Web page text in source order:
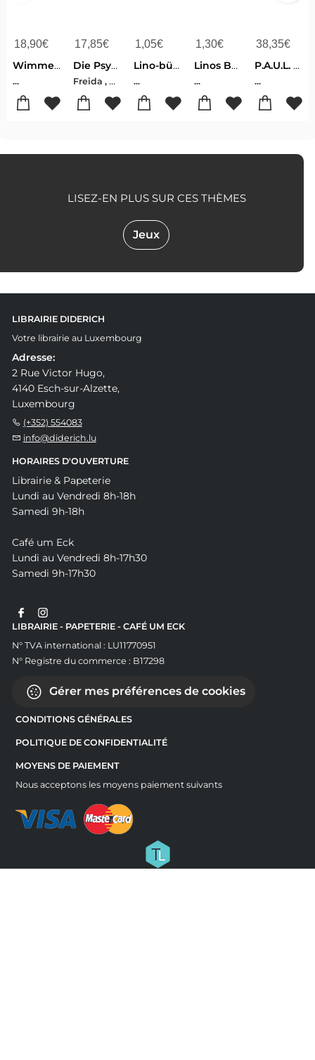
18,90€
Wimmelbuch Lëtzebuerg Luxemburg Luxembourg
...
17,85€
Die Psychiaterin - Wurde ihr der Job zum Verhängnis?
Freida , McFadden
1,05€
Lino-bücher Box Nr.78 ''copp. Bilderbuch-helden'' 6x10 Ex.
...
1,30€
Linos Bauernhof-bildergeschichten - (6 X 10 Ex.)
...
38,35€
P.A.U.L. D. (Paul) 6. Schülerbuch. Realschule
...
Jeux
LISEZ-EN PLUS SUR CES THÈMES
LIBRAIRIE DIDERICH
Votre librairie au Luxembourg
Adresse:
2 Rue Victor Hugo,
4140 Esch-sur-Alzette,
Luxembourg
(+352) 554083
info@diderich.lu
HORAIRES D'OUVERTURE
Librairie & Papeterie
Lundi au Vendredi 8h-18h
Samedi 9h-18h
Café um Eck
Lundi au Vendredi 8h-17h30
Samedi 9h-17h30
LIBRAIRIE - PAPETERIE - CAFÉ UM ECK
N° TVA international : LU11770951
N° Registre du commerce : B17298
Gérer mes préférences de cookies
CONDITIONS GÉNÉRALES
POLITIQUE DE CONFIDENTIALITÉ
MOYENS DE PAIEMENT
Nous acceptons les moyens paiement suivants